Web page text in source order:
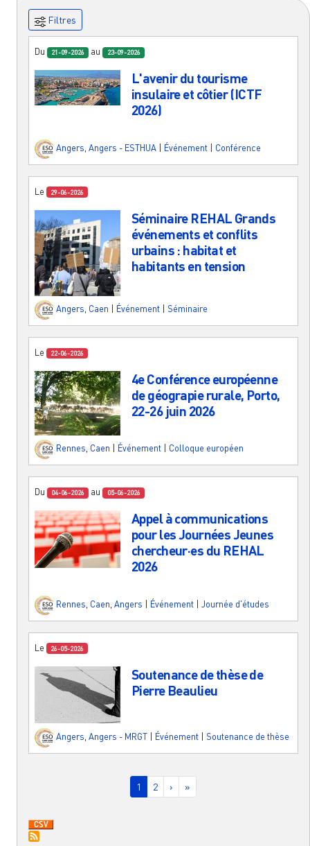
Filtres
Du 21-09-2026 au 23-09-2026
L'avenir du tourisme
insulaire et côtier (ICTF
2026)
Angers Angers - ESTHUA Événement Conférence
Le 29-06-2026
Séminaire REHAL Grands
événements et conflits
urbains : habitat et
habitants en tension
Angers Caen Événement Séminaire
Le 22-06-2026
4e Conférence européenne
de géograpie rurale, Porto,
22-26 juin 2026
Rennes, Caen Événement Colloque européen
Du 04-06-2026 au 05-06-2026
Appel à communications
pour les Journées Jeunes
chercheur·es du REHAL
2026
Rennes Caen Angers Événement Journée d'études
Le 26-05-2026
Soutenance de thèse de
Pierre Beaulieu
Angers Angers - MRGT Événement Soutenance de thèse
Page courante
1 Page
2 Page suivante
› Dernière page
»